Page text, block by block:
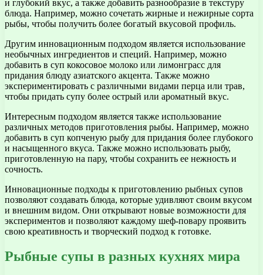
и глубокий вкус, а также добавить разнообразие в текстуру
блюда. Например, можно сочетать жирные и нежирные сорта
рыбы, чтобы получить более богатый вкусовой профиль.
Другим инновационным подходом является использование
необычных ингредиентов и специй. Например, можно
добавить в суп кокосовое молоко или лимонграсс для
придания блюду азиатского акцента. Также можно
экспериментировать с различными видами перца или трав,
чтобы придать супу более острый или ароматный вкус.
Интересным подходом является также использование
различных методов приготовления рыбы. Например, можно
добавить в суп копченую рыбу для придания более глубокого
и насыщенного вкуса. Также можно использовать рыбу,
приготовленную на пару, чтобы сохранить ее нежность и
сочность.
Инновационные подходы к приготовлению рыбных супов
позволяют создавать блюда, которые удивляют своим вкусом
и внешним видом. Они открывают новые возможности для
экспериментов и позволяют каждому шеф-повару проявить
свою креативность и творческий подход к готовке.
Рыбные супы в разных кухнях мира